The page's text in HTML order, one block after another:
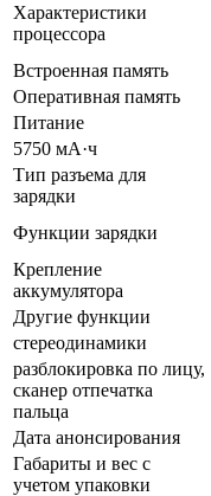
Характеристики
процессора
Встроенная память
Оперативная память
Питание
5750 мА·ч
Тип разъема для
зарядки
Функции зарядки
Крепление
аккумулятора
Другие функции
стереодинамики
разблокировка по лицу,
сканер отпечатка
пальца
Дата анонсирования
Габариты и вес с
учетом упаковки